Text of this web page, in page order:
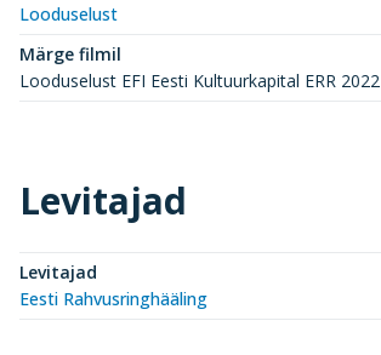
Looduselust
Märge filmil
Looduselust EFI Eesti Kultuurkapital ERR 2022
Levitajad
Levitajad
Eesti Rahvusringhääling